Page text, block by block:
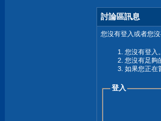
討論區訊息
您沒有登入或者您
您沒有登入
您沒有足夠
如果您正在
登入